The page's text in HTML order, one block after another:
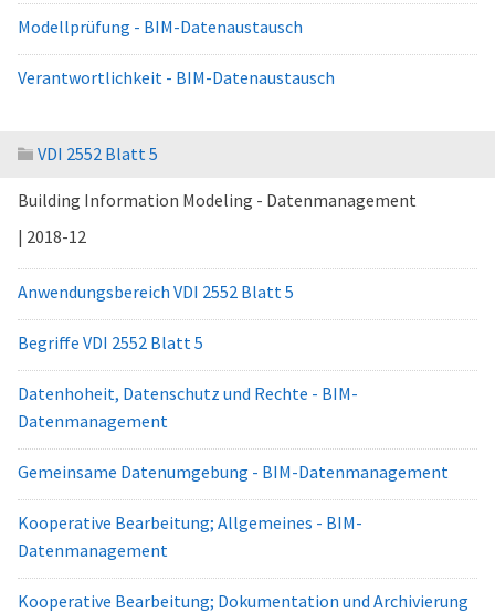
Modellprüfung - BIM-Datenaustausch
Verantwortlichkeit - BIM-Datenaustausch
VDI 2552 Blatt 5
Building Information Modeling - Datenmanagement
| 2018-12
Anwendungsbereich VDI 2552 Blatt 5
Begriffe VDI 2552 Blatt 5
Datenhoheit, Datenschutz und Rechte - BIM-
Datenmanagement
Gemeinsame Datenumgebung - BIM-Datenmanagement
Kooperative Bearbeitung; Allgemeines - BIM-
Datenmanagement
Kooperative Bearbeitung; Dokumentation und Archivierung